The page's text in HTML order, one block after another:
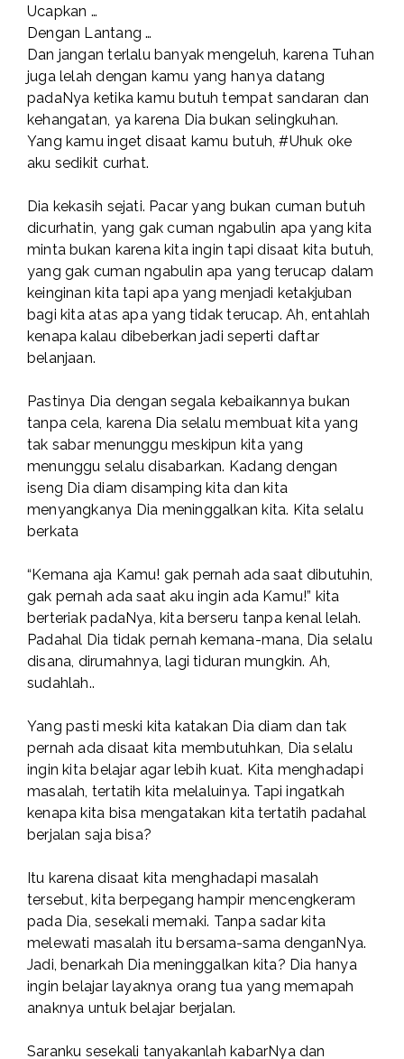
Ucapkan …
Dengan Lantang …
Dan jangan terlalu banyak mengeluh, karena Tuhan
juga lelah dengan kamu yang hanya datang
padaNya ketika kamu butuh tempat sandaran dan
kehangatan, ya karena Dia bukan selingkuhan.
Yang kamu inget disaat kamu butuh, #Uhuk oke
aku sedikit curhat.
Dia kekasih sejati. Pacar yang bukan cuman butuh
dicurhatin, yang gak cuman ngabulin apa yang kita
minta bukan karena kita ingin tapi disaat kita butuh,
yang gak cuman ngabulin apa yang terucap dalam
keinginan kita tapi apa yang menjadi ketakjuban
bagi kita atas apa yang tidak terucap. Ah, entahlah
kenapa kalau dibeberkan jadi seperti daftar
belanjaan.
Pastinya Dia dengan segala kebaikannya bukan
tanpa cela, karena Dia selalu membuat kita yang
tak sabar menunggu meskipun kita yang
menunggu selalu disabarkan. Kadang dengan
iseng Dia diam disamping kita dan kita
menyangkanya Dia meninggalkan kita. Kita selalu
berkata
“Kemana aja Kamu! gak pernah ada saat dibutuhin,
gak pernah ada saat aku ingin ada Kamu!” kita
berteriak padaNya, kita berseru tanpa kenal lelah.
Padahal Dia tidak pernah kemana-mana, Dia selalu
disana, dirumahnya, lagi tiduran mungkin. Ah,
sudahlah..
Yang pasti meski kita katakan Dia diam dan tak
pernah ada disaat kita membutuhkan, Dia selalu
ingin kita belajar agar lebih kuat. Kita menghadapi
masalah, tertatih kita melaluinya. Tapi ingatkah
kenapa kita bisa mengatakan kita tertatih padahal
berjalan saja bisa?
Itu karena disaat kita menghadapi masalah
tersebut, kita berpegang hampir mencengkeram
pada Dia, sesekali memaki. Tanpa sadar kita
melewati masalah itu bersama-sama denganNya.
Jadi, benarkah Dia meninggalkan kita? Dia hanya
ingin belajar layaknya orang tua yang memapah
anaknya untuk belajar berjalan.
Saranku sesekali tanyakanlah kabarNya dan